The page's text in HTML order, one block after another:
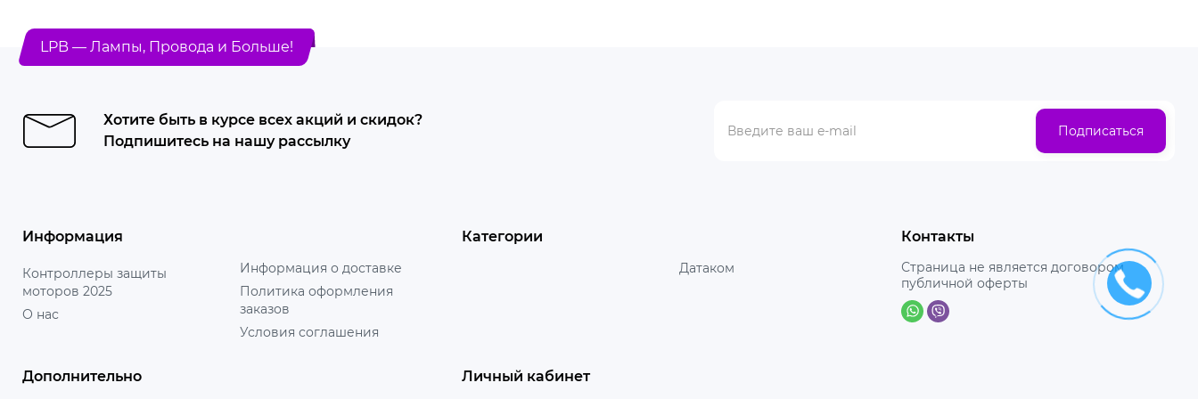
LPB — Лампы, Провода и Больше!
Хотите быть в курсе всех акций и скидок?
Подпишитесь на нашу рассылку
Подписаться
Информация
Контроллеры защиты
моторов 2025
О нас
Информация о доставке
Политика оформления
заказов
Условия соглашения
Категории
Датаком
Дополнительно Личный кабинет
Контакты
Страница не является договором
публичной оферты